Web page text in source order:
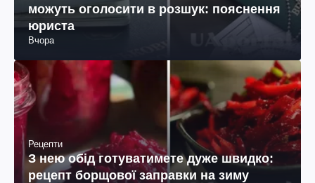
можуть оголосити в розшук: пояснення
юриста
Вчора
Рецепти
З нею обід готуватимете дуже швидко:
рецепт борщової заправки на зиму